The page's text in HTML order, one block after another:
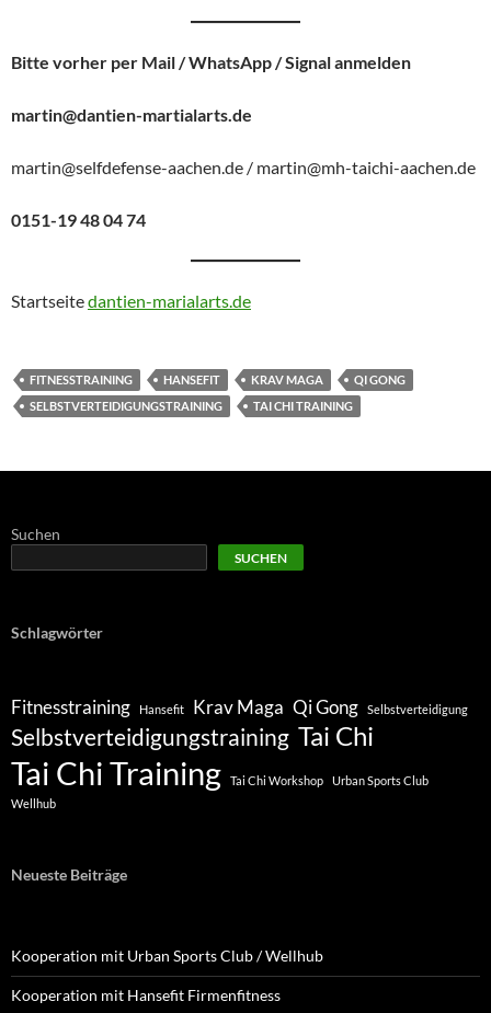
Bitte vorher per Mail / WhatsApp / Signal anmelden
martin@dantien-martialarts.de
martin@selfdefense-aachen.de / martin@mh-taichi-aachen.de
0151-19 48 04 74
Startseitedantien-marialarts.de
FITNESSTRAINING HANSEFIT KRAV MAGA
QI GONG
SELBSTVERTEIDIGUNGSTRAINING
TAI CHI TRAINING
Suchen
SUCHEN
Schlagwörter
Fitnesstraining Hansefit Krav Maga Qi Gong Selbstverteidigung
Selbstverteidigungstraining Tai Chi
Tai Chi Training Tai Chi Workshop
Urban Sports Club
Wellhub
Neueste Beiträge
Kooperation mit Urban Sports Club / Wellhub
Kooperation mit Hansefit Firmenfitness